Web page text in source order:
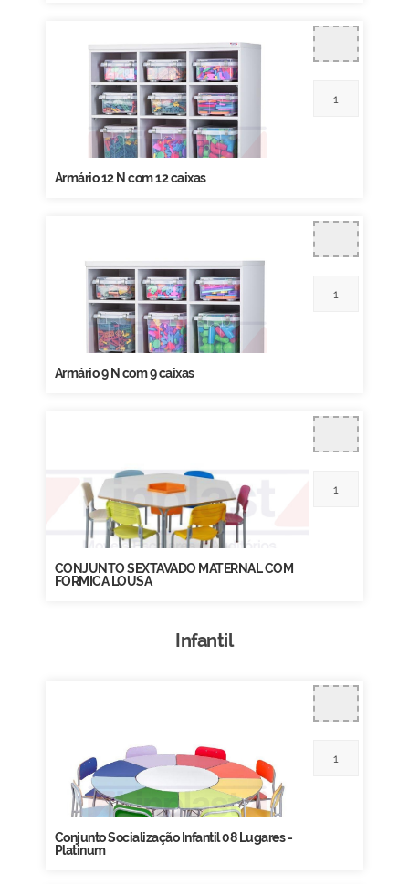
Armário 12 N com 12 caixas
Armário 9 N com 9 caixas
CONJUNTO SEXTAVADO MATERNAL COM
FORMICA LOUSA
Infantil
Conjunto Socialização Infantil 08 Lugares -
Platinum